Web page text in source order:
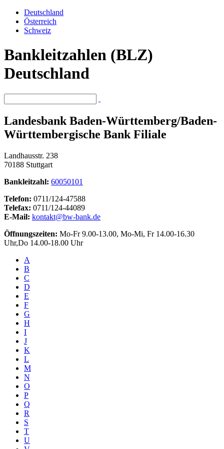
Deutschland
Österreich
Schweiz
Bankleitzahlen (BLZ)
Deutschland
Landesbank Baden-Württemberg/Baden-
Württembergische Bank Filiale
Landhausstr. 238
70188 Stuttgart
Bankleitzahl: 60050101
Telefon: 0711/124-47588
Telefax: 0711/124-44089
E-Mail: kontakt@bw-bank.de
Öffnungszeiten: Mo-Fr 9.00-13.00, Mo-Mi, Fr 14.00-16.30
Uhr,Do 14.00-18.00 Uhr
A
B
C
D
E
F
G
H
I
J
K
L
M
N
O
P
Q
R
S
T
U